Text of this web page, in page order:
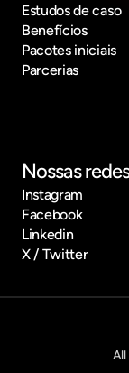
Estudos de caso
Benefícios
Pacotes iniciais
Parcerias
Nossas
Instagram
Facebook
Linkedin
X / Twitter
All